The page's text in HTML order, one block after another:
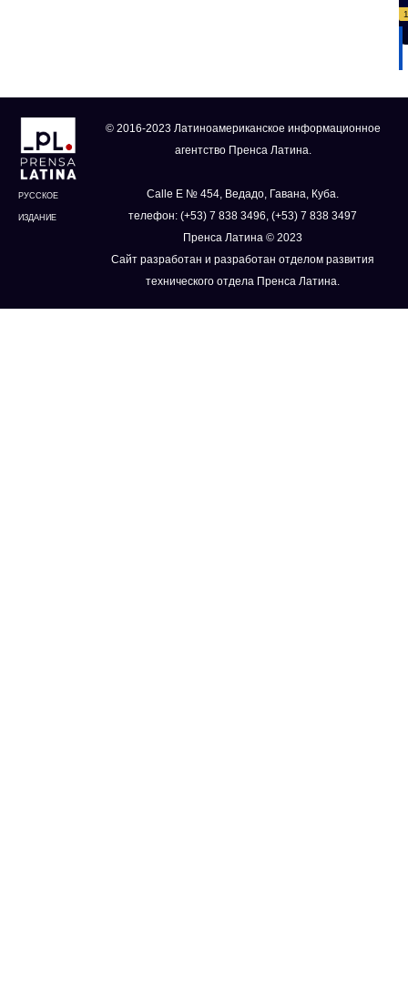
РУССКОЕ
ИЗДАНИЕ
© 2016-2023 Латиноамериканское информационное
агентство Пренса Латина.
Calle E № 454, Ведадо, Гавана, Куба.
телефон: (+53) 7 838 3496, (+53) 7 838 3497
Пренса Латина © 2023
Сайт разработан и разработан отделом развития
технического отдела Пренса Латина.